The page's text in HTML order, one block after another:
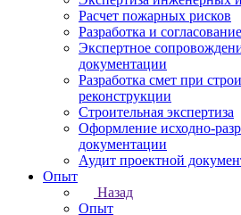
Расчет пожарных рисков
Разработка и
Экспертное
документации
Разработка смет при
реконструкции
Строительная экспертиза
Оформление исходно-
документации
Аудит проектной
Опыт
Назад
Опыт